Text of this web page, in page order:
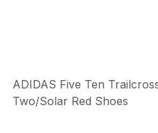
ADIDAS Five Ten
Two/Solar Red Shoes